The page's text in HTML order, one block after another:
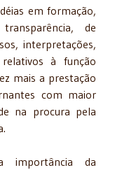
em formação,
de
interpretações,
à função
mais a prestação
com maior
na procura pela
importância da